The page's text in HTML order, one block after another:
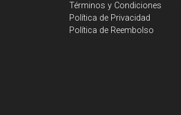
Términos y Condiciones
Política de Privacidad
Política de Reembolso